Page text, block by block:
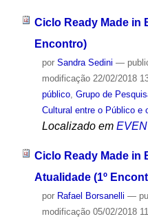
Ciclo Ready Made in
Encontro)
por Sandra Sedini —
modificação22/02/2018
público, Grupo de
Cultural entre o Público e
Localizado em
Ciclo Ready Made in
Atualidade (1º
por Rafael Borsanelli —
modificação05/02/2018